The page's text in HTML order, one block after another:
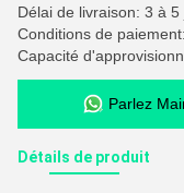
Délai de livraison: 3 à 5
Conditions de
Capacité
Parlez
Détails de produit